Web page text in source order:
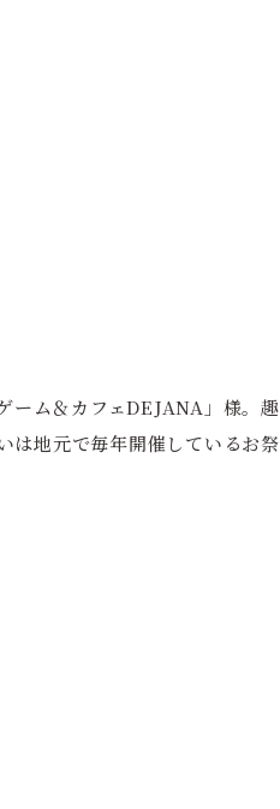
ーム＆カフェDEJANA」様。趣
は地元で毎年開催しているお祭